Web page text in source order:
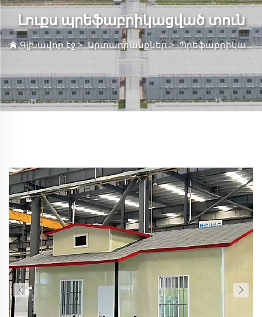
Լուքս պրեֆաբրիկացված տուն
Գլխավոր էջ>Արտադրանքներ>Պրեֆաբրիկացված Տուն